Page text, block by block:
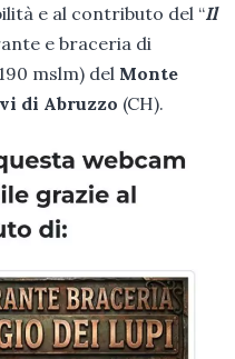
e al contributo del “Il
e braceria di
mslm) del Monte
di Abruzzo (CH).